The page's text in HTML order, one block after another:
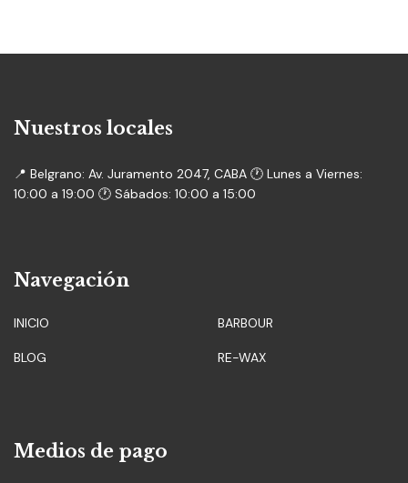
Nuestros locales
📍 Belgrano: Av. Juramento 2047, CABA 🕐 Lunes a Viernes:
10:00 a 19:00 🕐 Sábados: 10:00 a 15:00
Navegación
INICIO BARBOUR
BLOG RE-WAX
Medios de pago